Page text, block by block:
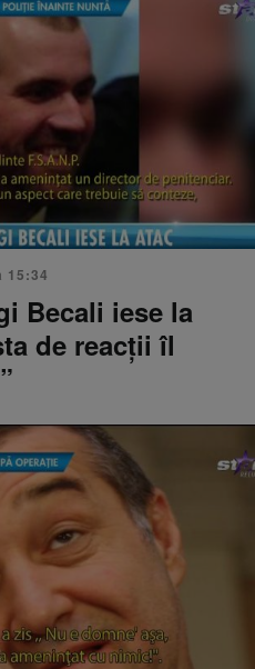
15:34
Becali iese la
de reacții îl